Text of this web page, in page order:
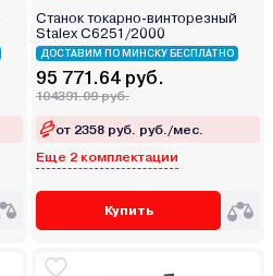
Станок токарно-винторезный
Stalex C6251/2000
ДОСТАВИМ ПО МИНСКУ БЕСПЛАТНО
95 771.64 руб.
104391.09 руб.
от 2358 руб. руб./мес.
Еще 2 комплектации
Купить